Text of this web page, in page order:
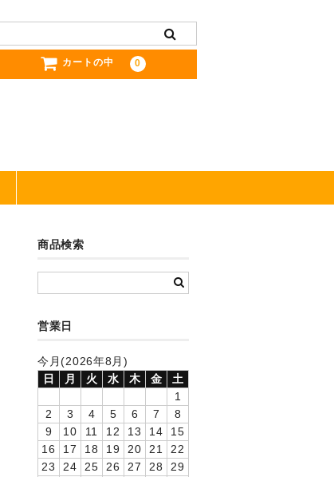
カートの中 0
商品検索
営業日
今月(2026年8月)
日
月 火 水 木 金
土
1
2
3 4 5 6 7
8
9
10 11 12 13 14
15
16
17 18 19 20 21
22
23
24 25 26 27 28
29